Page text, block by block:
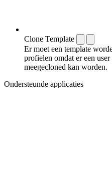
Clone Template
Er moet een template
profielen omdat er een
meegecloned kan worden.
Ondersteunde applicaties